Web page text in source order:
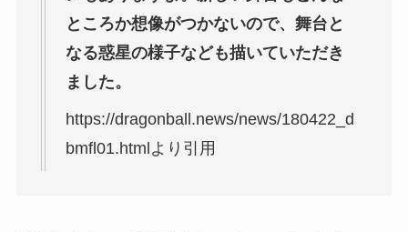
ところか想像がつかないので、舞台と
なる惑星の様子なども描いていただき
ました。
https://dragonball.news/news/180422_d
bmfl01.htmlより引用